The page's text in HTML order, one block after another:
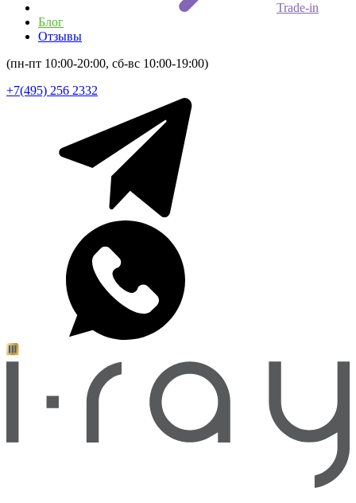
Trade-in
Блог
Отзывы
(пн-пт 10:00-20:00, сб-вс 10:00-19:00)
+7(495) 256 2332